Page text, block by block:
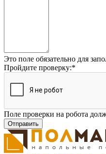
Это поле обязательно для
Пройдите проверку:*
Поле проверки на робота